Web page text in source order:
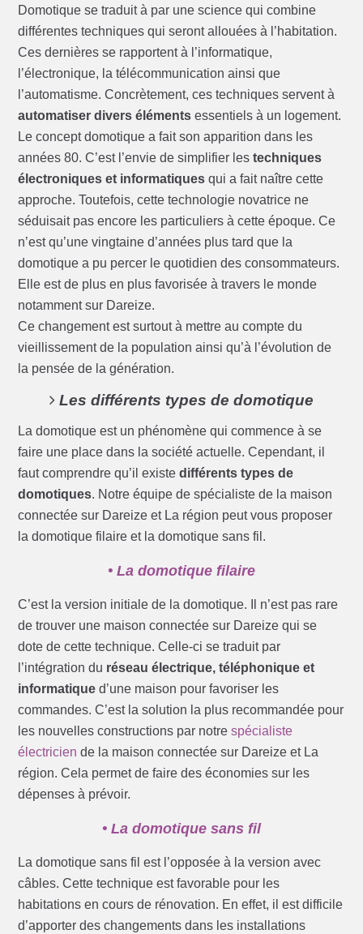
Domotique se traduit à par une science qui combine
différentes techniques qui seront allouées à l’habitation.
Ces dernières se rapportent à l’informatique,
l’électronique, la télécommunication ainsi que
l’automatisme. Concrètement, ces techniques servent à
automatiser divers éléments essentiels à un logement.
Le concept domotique a fait son apparition dans les
années 80. C’est l’envie de simplifier lestechniques
électroniques et informatiques qui a fait naître cette
approche. Toutefois, cette technologie novatrice ne
séduisait pas encore les particuliers à cette époque. Ce
n’est qu’une vingtaine d’années plus tard que la
domotique a pu percer le quotidien des consommateurs.
Elle est de plus en plus favorisée à travers le monde
notamment sur Dareize.
Ce changement est surtout à mettre au compte du
vieillissement de la population ainsi qu’à l’évolution de
la pensée de la génération.
Les différents types de domotique
La domotique est un phénomène qui commence à se
faire une place dans la société actuelle. Cependant, il
faut comprendre qu’il existedifférents types de
domotiques. Notre équipe de spécialiste de la maison
connectée sur Dareize et La région peut vous proposer
la domotique filaire et la domotique sans fil.
• La domotique filaire
C’est la version initiale de la domotique. Il n’est pas rare
de trouver une maison connectée sur Dareize qui se
dote de cette technique. Celle-ci se traduit par
l’intégration du réseau électrique, téléphonique et
informatique d’une maison pour favoriser les
commandes. C’est la solution la plus recommandée pour
les nouvelles constructions par notrespécialiste
électricien de la maison connectée sur Dareize et La
région. Cela permet de faire des économies sur les
dépenses à prévoir.
• La domotique sans fil
La domotique sans fil est l’opposée à la version avec
câbles. Cette technique est favorable pour les
habitations en cours de rénovation. En effet, il est difficile
d’apporter des changements dans les installations